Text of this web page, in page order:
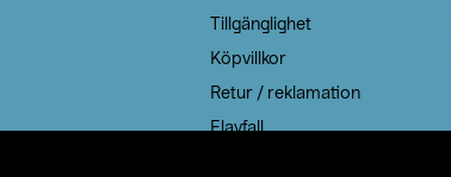
Tillgänglighet
Köpvillkor
Retur / reklamation
Elavfall